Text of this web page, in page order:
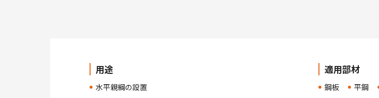
用途
水平親綱の設置
適用部材
鋼板 平鋼